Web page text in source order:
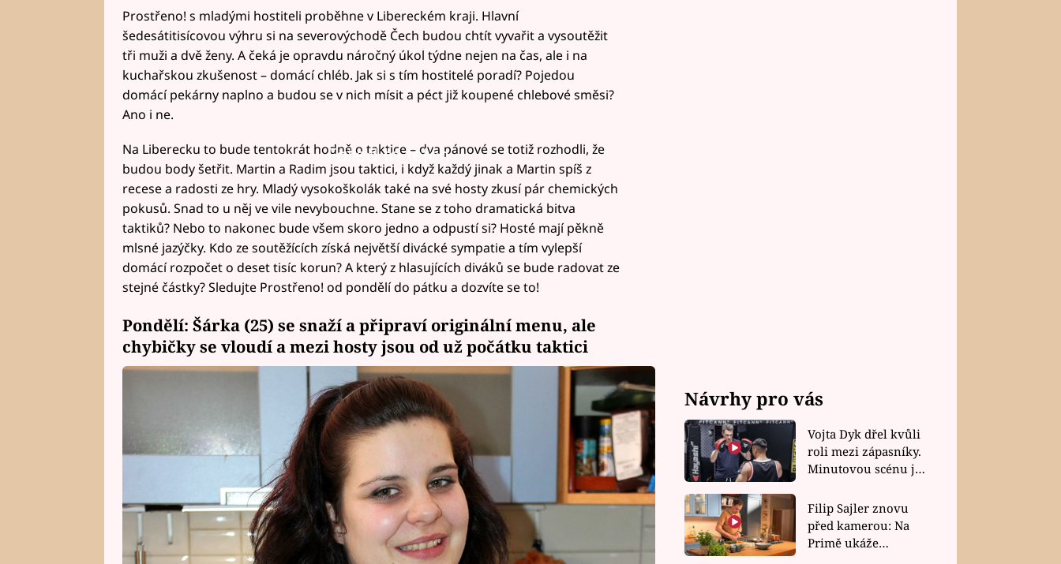
Prostřeno! s mladými hostiteli proběhne v Libereckém kraji. Hlavní
šedesátitisícovou výhru si na severovýchodě Čech budou chtít vyvařit a vysoutěžit
tři muži a dvě ženy. A čeká je opravdu náročný úkol týdne nejen na čas, ale i na
kuchařskou zkušenost – domácí chléb. Jak si s tím hostitelé poradí? Pojedou
domácí pekárny naplno a budou se v nich mísit a péct již koupené chlebové směsi?
Ano i ne.
Failed to fetch
Na Liberecku to bude tentokrát hodně o taktice – dva pánové se totiž rozhodli, že
budou body šetřit. Martin a Radim jsou taktici, i když každý jinak a Martin spíš z
recese a radosti ze hry. Mladý vysokoškolák také na své hosty zkusí pár chemických
pokusů. Snad to u něj ve vile nevybouchne. Stane se z toho dramatická bitva
taktiků? Nebo to nakonec bude všem skoro jedno a odpustí si? Hosté mají pěkně
mlsné jazýčky. Kdo ze soutěžících získá největší divácké sympatie a tím vylepší
domácí rozpočet o deset tisíc korun? A který z hlasujících diváků se bude radovat ze
stejné částky? Sledujte Prostřeno! od pondělí do pátku a dozvíte se to!
Pondělí: Šárka (25) se snaží a připraví originální menu, ale
chybičky se vloudí a mezi hosty jsou od už počátku taktici
Návrhy pro vás
Vojta Dyk dřel kvůli
roli mezi zápasníky.
Minutovou scénu jel
Filip Sajler znovu
před kamerou: Na
Primě ukáže